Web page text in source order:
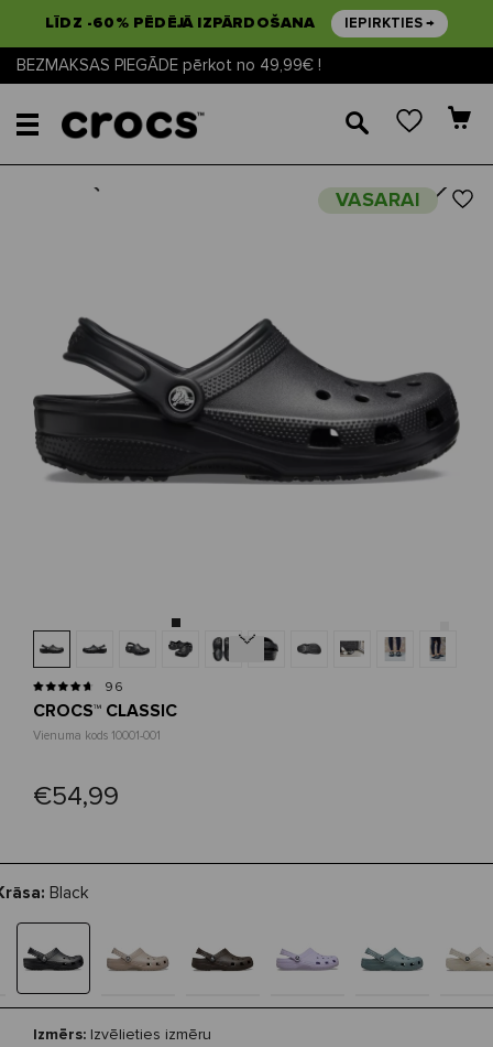
LĪDZ -60% PĒDĒJĀ IZPĀRDOŠANA IEPIRKTIES →
BEZMAKSAS PIEGĀDE pērkot no 49,99€ !
🔎
VASARAINext
Next
96
CROCS™ CLASSIC
Vienuma kods 10001-001
€54,99
Black
Izmērs: Izvēlieties izmēru